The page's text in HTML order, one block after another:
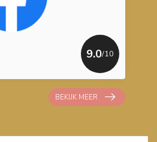
9.0/10
BEKIJK MEER